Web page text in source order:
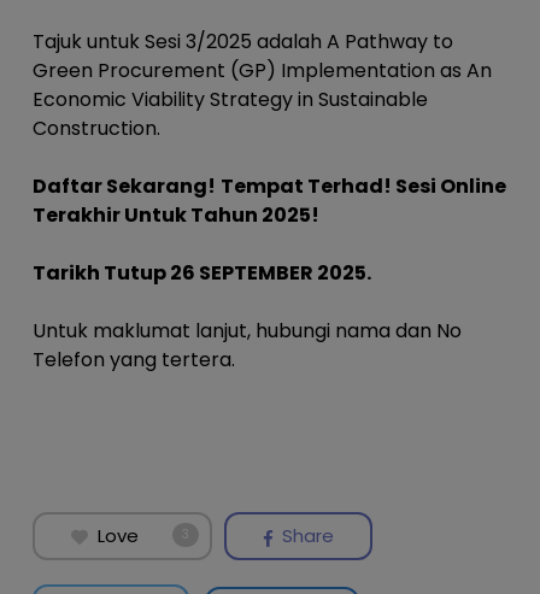
Tajuk untuk Sesi 3/2025 adalah A Pathway to
Green Procurement (GP) Implementation as An
Economic Viability Strategy in Sustainable
Construction.
Daftar Sekarang! Tempat Terhad! Sesi Online
Terakhir Untuk Tahun 2025!
Tarikh Tutup 26 SEPTEMBER 2025.
Untuk maklumat lanjut, hubungi nama dan No
Telefon yang tertera.
Love 3 Share